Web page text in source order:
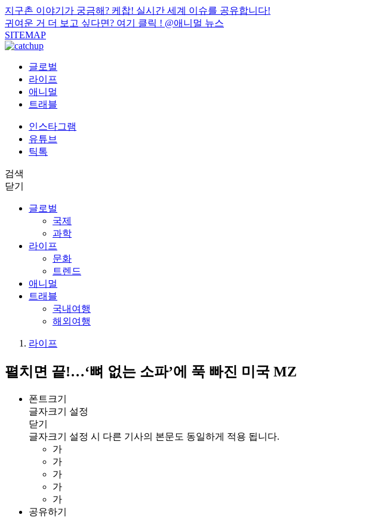
지구촌 이야기가 궁금해? 케찹! 실시간 세계 이슈를 공유합니다!
귀여운 거 더 보고 싶다면? 여기 클릭 ! @애니멀 뉴스
SITEMAP
글로벌
라이프
애니멀
트래블
인스타그램
유튜브
틱톡
검색
닫기
글로벌
국제
과학
라이프
문화
트렌드
애니멀
트래블
국내여행
해외여행
라이프
펼치면 끝!…‘뼈 없는 소파’에 푹 빠진 미국 MZ
폰트크기
글자크기 설정
닫기
글자크기 설정 시 다른 기사의 본문도 동일하게 적용 됩니다.
가
가
가
가
가
공유하기